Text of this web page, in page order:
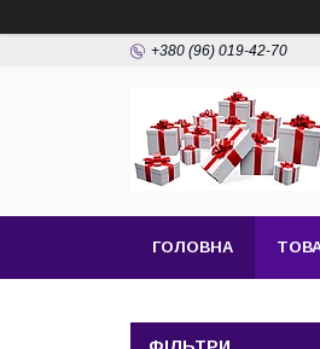
+380 (96) 019-42-70
ГОЛОВНА